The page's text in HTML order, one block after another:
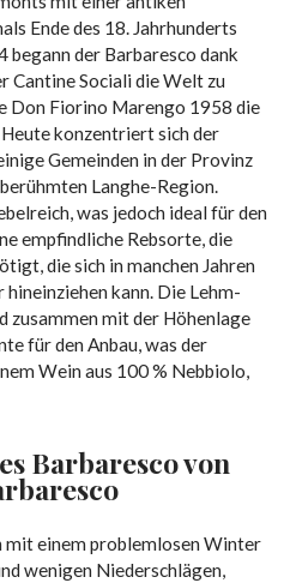
Ende des 18. Jahrhunderts
begann der Barbaresco dank
Cantine Sociali die Welt zu
Don Fiorino Marengo 1958 die
konzentriert sich der
Gemeinden in der Provinz
Langhe-Region.
was jedoch ideal für den
empfindliche Rebsorte, die
die sich in manchen Jahren
kann. Die Lehm-
zusammen mit der Höhenlage
für den Anbau, was der
Wein aus 100 % Nebbiolo,
Barbaresco von
mit einem problemlosen Winter
wenigen Niederschlägen,